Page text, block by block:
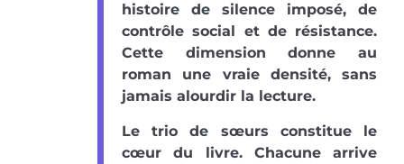
histoire de silence imposé, de
contrôle social et de résistance.
Cette dimension donne au
roman une vraie densité, sans
jamais alourdir la lecture.
Le trio de sœurs constitue le
cœur du livre. Chacune arrive